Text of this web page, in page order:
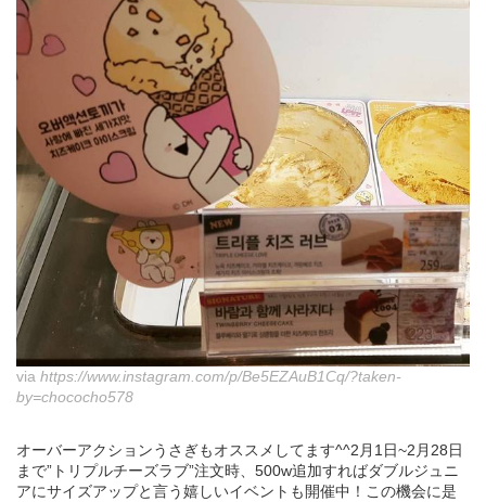
via https://www.instagram.com/p/Be5EZAuB1Cq/?taken-
by=chococho578
オーバーアクションうさぎもオススメしてます^^2月1日~2月28日
まで”トリプルチーズラブ”注文時、500w追加すればダブルジュニ
アにサイズアップと言う嬉しいイベントも開催中！この機会に是